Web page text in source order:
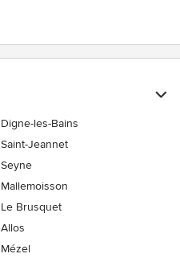
Digne-les-Bains
Saint-Jeannet
Seyne
Mallemoisson
Le Brusquet
Allos
Mézel